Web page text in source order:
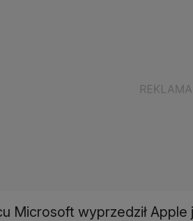
Microsoft wyprzedził